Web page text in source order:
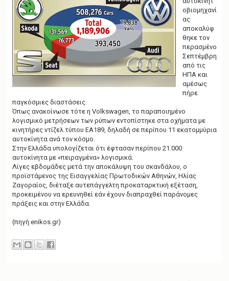
οβιομηχανί
ας
αποκαλύφ
θηκε τον
περασμένο
Σεπτέμβρη
από τις
ΗΠΑ και
αμέσως
πήρε
παγκόσμιες διαστάσεις.
Όπως ανακοίνωσε τότε η Volkswagen, το παραποιημένο
λογισμικό μετρήσεων των ρύπων εντοπίστηκε στα οχήματα με
κινητήρες ντίζελ τύπου EA189, δηλαδή σε περίπου 11 εκατομμύρια
αυτοκίνητα ανά τον κόσμο.
Στην Ελλάδα υπολογίζεται ότι έφτασαν περίπου 21.000
αυτοκίνητα με «πειραγμένα» λογισμικά.
Λίγες εβδομάδες μετά την αποκάλυψη του σκανδάλου, ο
προϊστάμενος της Εισαγγελίας Πρωτοδικών Αθηνών, Ηλίας
Ζαγοραίος, διέταξε αυτεπάγγελτη προκαταρκτική εξέταση,
προκειμένου να ερευνηθεί εάν έχουν διαπραχθεί παράνομες
πράξεις και στην Ελλάδα.
(πηγή:enikos.gr)